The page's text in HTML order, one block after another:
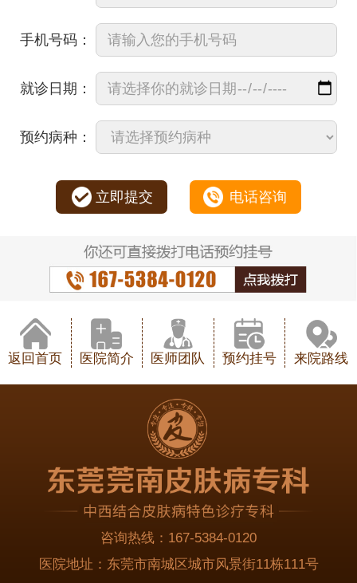
手机号码：
就诊日期：
预约病种：
立即提交 电话咨询
返回首页 医院简介 医师团队 预约挂号 来院路线
咨询热线： 167-5384-0120
医院地址： 东莞市南城区城市风景街11栋111号